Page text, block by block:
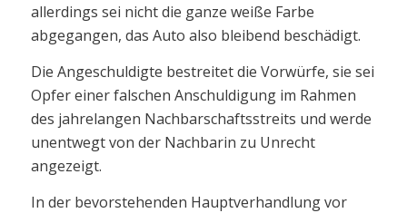
allerdings sei nicht die ganze weiße Farbe
abgegangen, das Auto also bleibend beschädigt.
Die Angeschuldigte bestreitet die Vorwürfe, sie sei
Opfer einer falschen Anschuldigung im Rahmen
des jahrelangen Nachbarschaftsstreits und werde
unentwegt von der Nachbarin zu Unrecht
angezeigt.
In der bevorstehenden Hauptverhandlung vor